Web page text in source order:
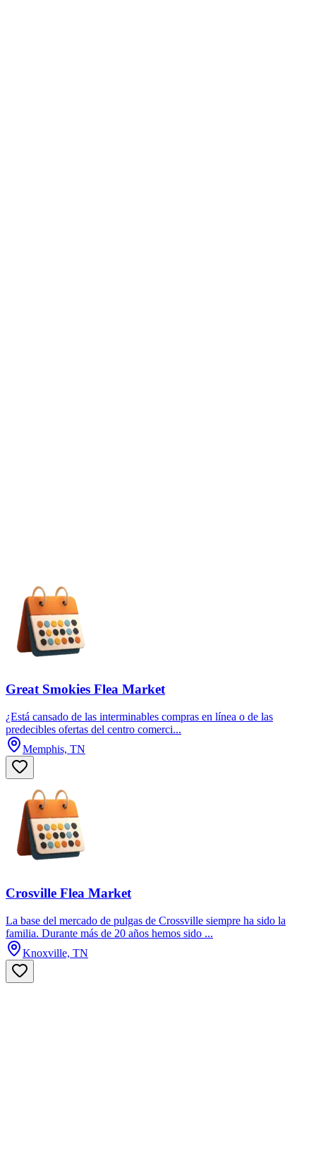
Great Smokies Flea Market
¿Está cansado de las interminables compras en línea o de las
predecibles ofertas del centro comerci...
Memphis, TN
Crosville Flea Market
La base del mercado de pulgas de Crossville siempre ha sido la
familia. Durante más de 20 años hemos sido ...
Knoxville, TN